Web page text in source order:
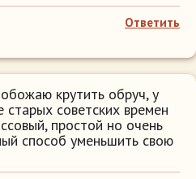
Ответить
крутить обруч, у
старых советских времен
простой но очень
способ уменьшить свою